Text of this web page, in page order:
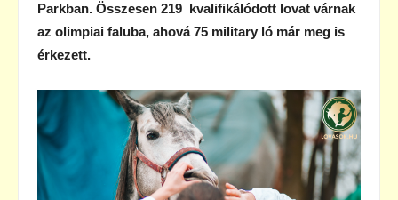
Parkban. Összesen 219 kvalifikálódott lovat várnak
az olimpiai faluba, ahová 75 military ló már meg is
érkezett.